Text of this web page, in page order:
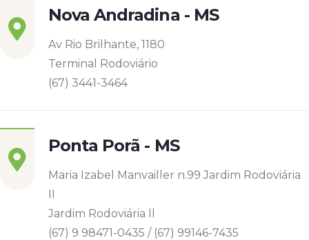
Nova Andradina - MS
Av Rio Brilhante, 1180
Terminal Rodoviário
(67) 3441-3464
Ponta Porã - MS
Maria Izabel Manvailler n.99 Jardim Rodoviária
II
Jardim Rodoviária ll
(67) 9 98471-0435 / (67) 99146-7435